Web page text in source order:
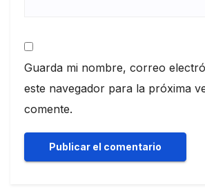
Guarda mi nombre, correo
este navegador para la próxima
comente.